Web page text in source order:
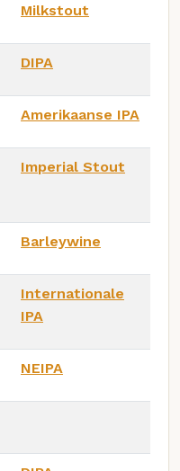
Milkstout
DIPA
Amerikaanse IPA
Imperial Stout
Barleywine
Internationale
IPA
NEIPA